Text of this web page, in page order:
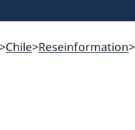
Chile Reseinformation